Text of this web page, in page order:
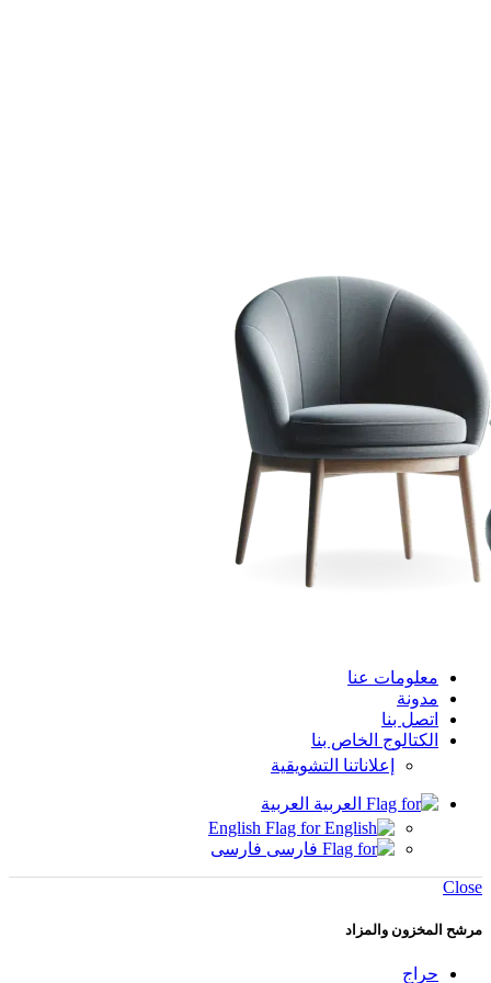
معلومات عنا
مدونة
اتصل بنا
الكتالوج الخاص بنا
إعلاناتنا التشويقية
العربية
English
فارسی
Close
مرشح المخزون والمزاد
حراج